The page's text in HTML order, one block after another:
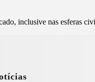
inclusive nas esferas